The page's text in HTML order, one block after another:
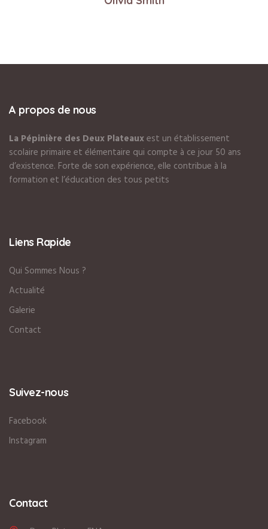
A propos de nous
La Pépinière des Deux Plateauxest un établissement
scolaire primaire et élémentaire qui compte à ce jour 50 ans
d’existence. Forte de son expérience, elle contribue à la
formation et l’éducation des tous petits
Liens Rapide
Qui Sommes Nous ?
Actualité
Galerie
Contact
Suivez-nous
Facebook
Instagram
Contact